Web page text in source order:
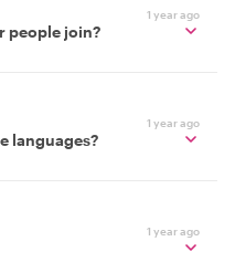
1 year ago
people join?
1 year ago
languages?
1 year ago